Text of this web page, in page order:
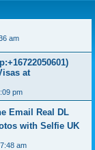
am
at
pm
Email Real DL
with Selfie UK
am